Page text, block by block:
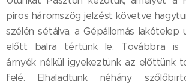
piros háromszög jelzést követve
szélén sétálva, a Gépállomás lakótelep
előtt balra tértünk le. Továbbra is
árnyék nélkül igyekeztünk az előttünk
felé. Elhaladtunk néhány